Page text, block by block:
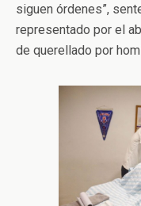
siguen órdenes”,
representado por el
de querellado por